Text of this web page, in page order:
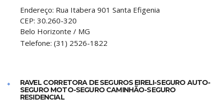
Endereço: Rua Itabera 901 Santa Efigenia
CEP: 30.260-320
Belo Horizonte / MG
Telefone: (31) 2526-1822
RAVEL CORRETORA DE SEGUROS EIRELI-SEGURO AUTO-
SEGURO MOTO-SEGURO CAMINHÃO-SEGURO
RESIDENCIAL